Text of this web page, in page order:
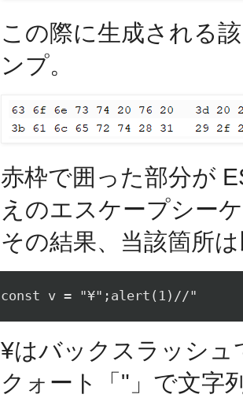
この際に生成される
ンプ。
赤枠で囲った部分が
えのエスケープシー
その結果、当該箇所
¥はバックスラッシュ
クォート「"」で文字